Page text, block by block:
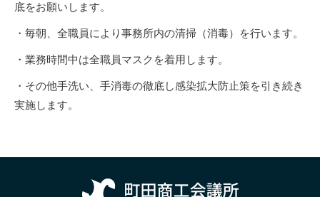
底をお願いします。
・毎朝、全職員により事務所内の清掃（消毒）を行います。
・業務時間中は全職員マスクを着用します。
・その他手洗い、手消毒の徹底し感染拡大防止策を引き続き
実施します。